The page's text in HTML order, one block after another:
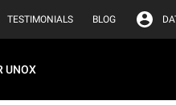
TESTIMONIALS BLOG
UNOX